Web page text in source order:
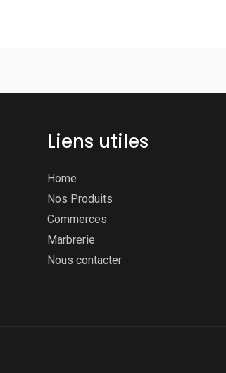
Liens utiles
Home
Nos Produits
Commerces
Marbrerie
Nous contacter